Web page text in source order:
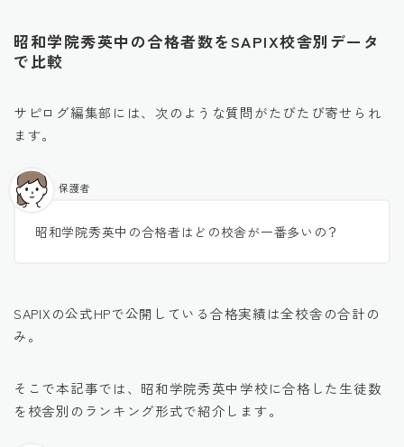
昭和学院秀英中の合格者数をSAPIX校舎別データ
で比較
サピログ編集部には、次のような質問がたびたび寄せられ
ます。
昭和学院秀英中の合格者はどの校舎が一番多いの？
保護者
SAPIXの公式HPで公開している合格実績は全校舎の合計の
み。
そこで本記事では、昭和学院秀英中学校に合格した生徒数
を校舎別のランキング形式で紹介します。